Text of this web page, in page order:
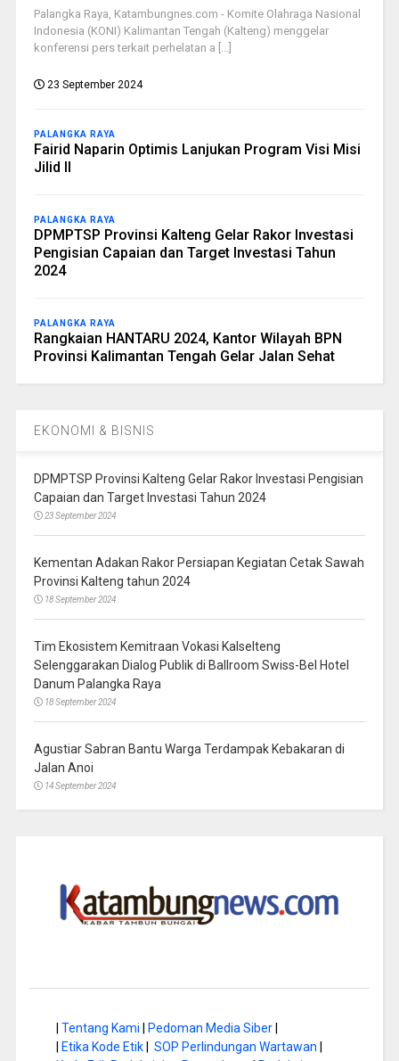
Palangka Raya, Katambungnes.com - Komite Olahraga Nasional
Indonesia (KONI) Kalimantan Tengah (Kalteng) menggelar
konferensi pers terkait perhelatan a [...]
23 September 2024
PALANGKA RAYA
Fairid Naparin Optimis Lanjukan Program Visi Misi
Jilid II
PALANGKA RAYA
DPMPTSP Provinsi Kalteng Gelar Rakor Investasi
Pengisian Capaian dan Target Investasi Tahun
2024
PALANGKA RAYA
Rangkaian HANTARU 2024, Kantor Wilayah BPN
Provinsi Kalimantan Tengah Gelar Jalan Sehat
EKONOMI & BISNIS
DPMPTSP Provinsi Kalteng Gelar Rakor Investasi Pengisian
Capaian dan Target Investasi Tahun 2024
23 September 2024
Kementan Adakan Rakor Persiapan Kegiatan Cetak Sawah
Provinsi Kalteng tahun 2024
18 September 2024
Tim Ekosistem Kemitraan Vokasi Kalselteng
Selenggarakan Dialog Publik di Ballroom Swiss-Bel Hotel
Danum Palangka Raya
18 September 2024
Agustiar Sabran Bantu Warga Terdampak Kebakaran di
Jalan Anoi
14 September 2024
Tentang Kami Pedoman Media Siber|
Etika Kode Etik| SOP Perlindungan Wartawan